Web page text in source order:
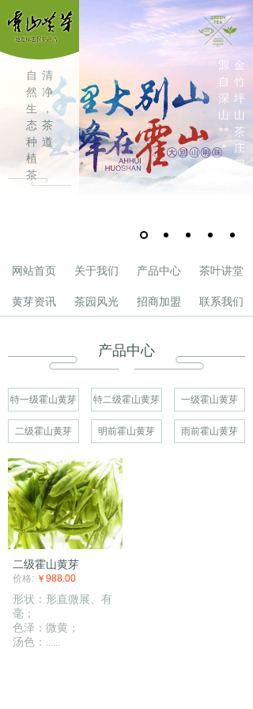
自
然
生
态
种
植
茶
清
净
，
茶
道
金
竹
坪
山
茶
庄
园
源
自
深
山
**
*
产品中心
特一级霍山黄芽 一级霍山黄芽
特二级霍山黄芽
二级霍山黄芽 雨前霍山黄芽
明前霍山黄芽
二级霍山黄芽
价格: ￥988.00
形状：形直微展、有
毫；
色泽：微黄；
汤色： ......
网站首页 关于我们 产品中心 茶叶讲堂
黄芽资讯 茶园风光 招商加盟 联系我们